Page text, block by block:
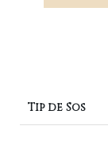
Tip de Sos